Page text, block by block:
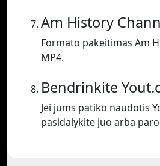
Am History
Formato pakeitimas Am
MP4.
Bendrinkite
Jei jums patiko naudotis
pasidalykite juo arba